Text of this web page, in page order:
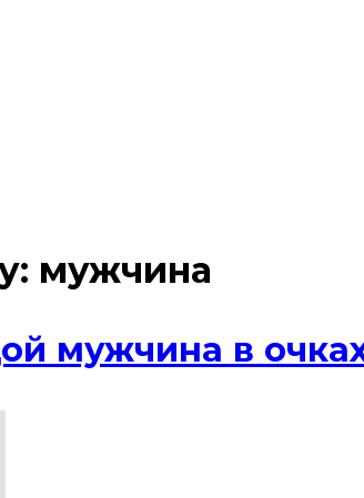
мужчина
мужчина в